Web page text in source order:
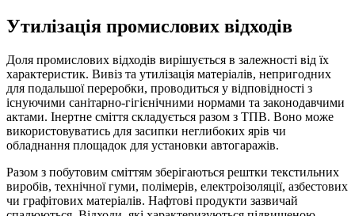
Утилізація промислових відходів
Доля промислових відходів вирішується в залежності від їх
характеристик. Вивіз та утилізація матеріалів, непригодних
для подальшої переробки, проводиться у відповідності з
існуючими санітарно-гігієнічними нормами та законодавчими
актами. Інертне сміття складується разом з ТПВ. Воно може
використовуватись для засипки неглибоких ярів чи
обладнання площадок для установки автогаражів.
Разом з побутовим сміттям зберігаються рештки текстильних
виробів, технічної гуми, полімерів, електроізоляції, азбестових
чи графітових матеріалів. Нафтові продукти зазвичай